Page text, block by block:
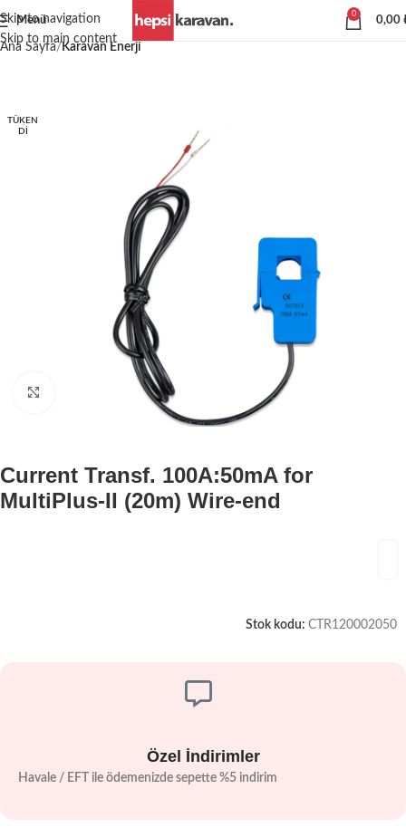
Skip to navigation
Skip to main content
Menü
0
0,00
Ana Sayfa Karavan Enerji
TÜKEN
DI
Büyütmek için tıklayın
Current Transf. 100A:50mA for
MultiPlus-II (20m) Wire-end
Stok kodu: CTR120002050
Özel İndirimler
Havale / EFT ile ödemenizde sepette %5 indirim